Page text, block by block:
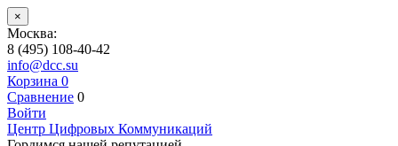
×
Москва:
8 (495) 108-40-42
info@dcc.su
Корзина 0
Сравнение 0
Войти
Центр Цифровых Коммуникаций